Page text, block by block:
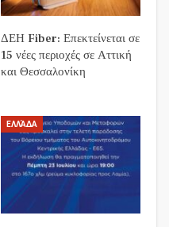
ΔΕΗ Fiber: Επεκτείνεται σε
15 νέες περιοχές σε Αττική
και Θεσσαλονίκη
ΕΛΛΆΔΑ